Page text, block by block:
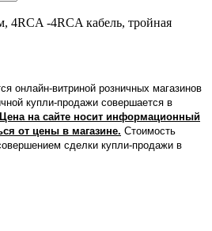
-4RCA кабель, тройная
онлайн-витриной розничных магазинов
купли-продажи совершается в
Цена на сайте носит информационный
от цены в магазине. Стоимость
сделки купли-продажи в